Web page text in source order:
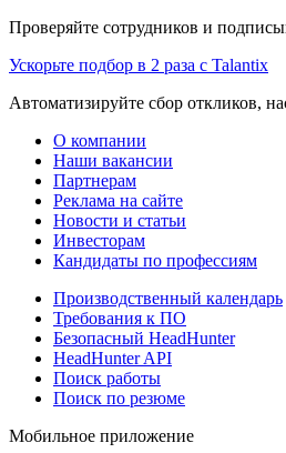
Проверяйте сотрудников и
Ускорьте подбор в 2 раза с Talantix
Автоматизируйте сбор откликов,
О компании
Наши вакансии
Партнерам
Реклама на сайте
Новости и статьи
Инвесторам
Кандидаты по профессиям
Производственный календарь
Требования к ПО
Безопасный HeadHunter
HeadHunter API
Поиск работы
Поиск по резюме
Мобильное приложение